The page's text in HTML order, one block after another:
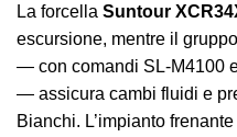
La forcella Suntour
escursione, mentre il
— con comandi SL‑M4100
— assicura cambi fluidi e
Bianchi. L’impianto